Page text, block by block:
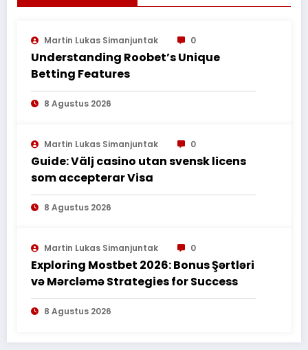
Martin Lukas Simanjuntak 0
Understanding Roobet’s Unique
Betting Features
8 Agustus 2026
Martin Lukas Simanjuntak 0
Guide: Välj casino utan svensk licens
som accepterar Visa
8 Agustus 2026
Martin Lukas Simanjuntak 0
Exploring Mostbet 2026: Bonus Şərtləri
və Mərcləmə Strategies for Success
8 Agustus 2026